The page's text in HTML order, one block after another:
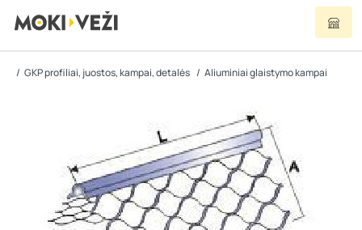
GKP profiliai, juostos, kampai, detalės Aliuminiai glaistymo kampai